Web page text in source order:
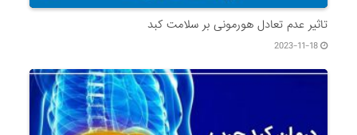
تاثیر عدم تعادل هورمونی بر سلامت کبد
2023-11-18